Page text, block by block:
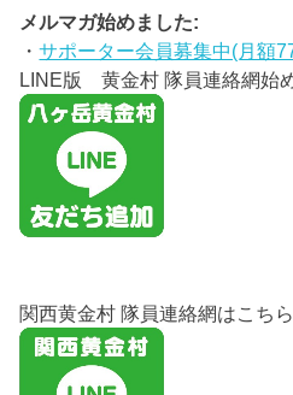
メルマガ始めました:
・サポーター会員募集中(月額
LINE版 黄金村 隊員連絡網始
関西黄金村 隊員連絡網はこちら